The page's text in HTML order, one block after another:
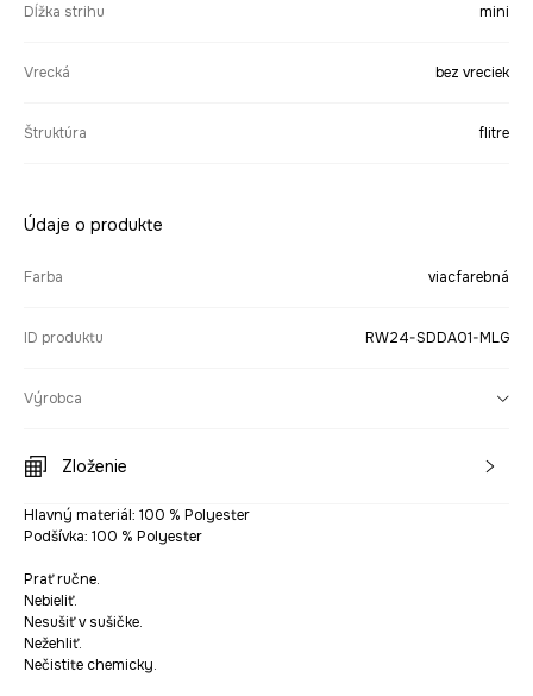
Dĺžka strihu mini
Vrecká bez vreciek
Štruktúra flitre
Údaje o produkte
Farba viacfarebná
ID produktu RW24-SDDA01-MLG
Výrobca
Zloženie
Hlavný materiál: 100 % Polyester
Podšívka: 100 % Polyester
Prať ručne.
Nebieliť.
Nesušiť v sušičke.
Nežehliť.
Nečistite chemicky.